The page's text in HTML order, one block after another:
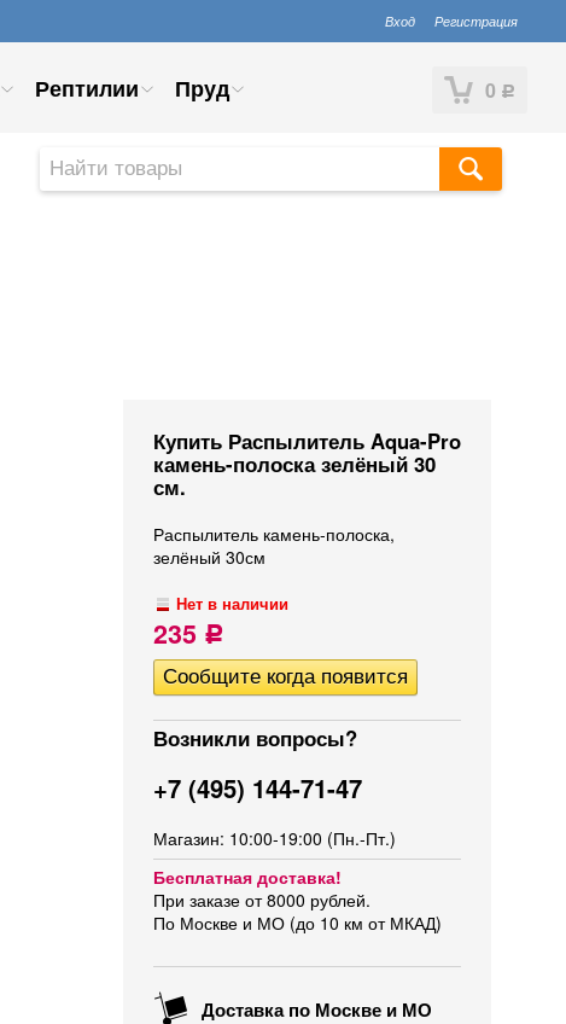
Вход Регистрация
0 Р
Рептилии Пруд
Купить Распылитель Aqua-Pro
камень-полоска зелёный 30
см.
Распылитель камень-полоска,
зелёный 30см
Нет в наличии
235 Р
Возникли вопросы?
+7 (495) 144-71-47
Магазин: 10:00-19:00 (Пн.-Пт.)
Бесплатная доставка!
При заказе от 8000 рублей.
По Москве и МО (до 10 км от МКАД)
Доставка по Москве и МО